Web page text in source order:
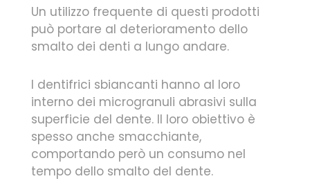
Un utilizzo frequente di questi prodotti
può portare al deterioramento dello
smalto dei denti a lungo andare.
I dentifrici sbiancanti hanno al loro
interno dei microgranuli abrasivi sulla
superficie del dente. Il loro obiettivo è
spesso anche smacchiante,
comportando però un consumo nel
tempo dello smalto del dente.